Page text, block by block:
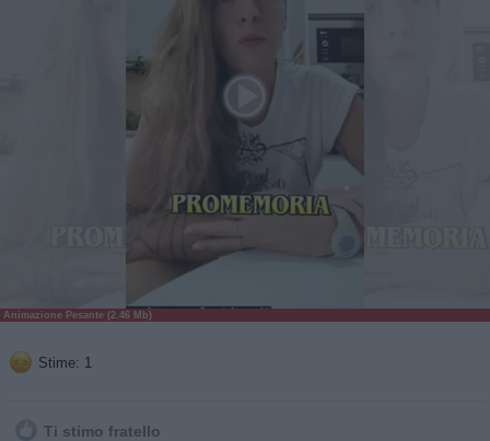
Animazione Pesante (2.46 Mb)
Stime: 1
Ti stimo fratello